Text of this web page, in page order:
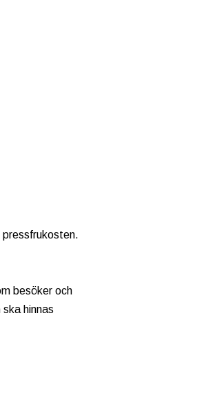
pressfrukosten.
besöker och
hinnas